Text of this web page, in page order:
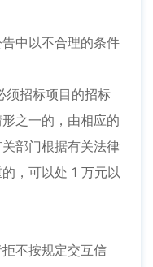
告中以不合理的条件
须招标项目的招标
之一的，由相应的
部门根据有关法律
，可以处 1 万元以
拒不按规定交互信